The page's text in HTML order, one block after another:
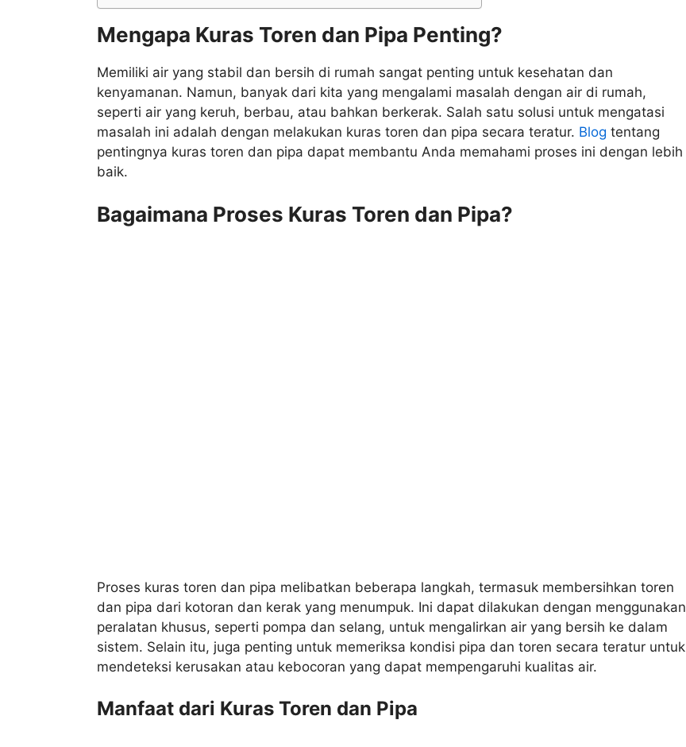
Mengapa Kuras Toren dan Pipa Penting?
Memiliki air yang stabil dan bersih di rumah sangat penting untuk kesehatan dan
kenyamanan. Namun, banyak dari kita yang mengalami masalah dengan air di rumah,
seperti air yang keruh, berbau, atau bahkan berkerak. Salah satu solusi untuk mengatasi
masalah ini adalah dengan melakukan kuras toren dan pipa secara teratur. Blog tentang
pentingnya kuras toren dan pipa dapat membantu Anda memahami proses ini dengan lebih
baik.
Bagaimana Proses Kuras Toren dan Pipa?
Proses kuras toren dan pipa melibatkan beberapa langkah, termasuk membersihkan toren
dan pipa dari kotoran dan kerak yang menumpuk. Ini dapat dilakukan dengan menggunakan
peralatan khusus, seperti pompa dan selang, untuk mengalirkan air yang bersih ke dalam
sistem. Selain itu, juga penting untuk memeriksa kondisi pipa dan toren secara teratur untuk
mendeteksi kerusakan atau kebocoran yang dapat mempengaruhi kualitas air.
Manfaat dari Kuras Toren dan Pipa